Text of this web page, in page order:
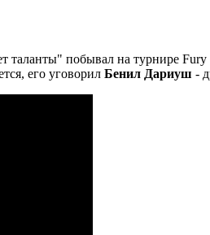
побывал на турнире Fury
его уговорил Бенил Дариуш -